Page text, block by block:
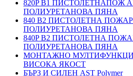
820P B1 ПИСТОЛЕТНАПОЖ
ПОЛИУРЕТАНОВА ПЯНА
840 B2 ПИСТОЛЕТНА
ПОЛИУРЕТАНОВА ПЯНА
840P B2 ПИСТОЛЕТНА
ПОЛИУРЕТАНОВА ПЯНА
МОНТАЖНО
ВИСОКА ЯКОСТ
БЪРЗ И СИЛЕН AST Polymer